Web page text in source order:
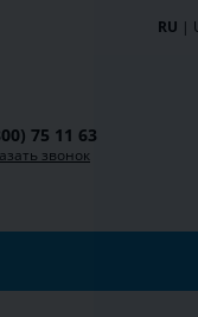
RU |
75 11 63
звонок